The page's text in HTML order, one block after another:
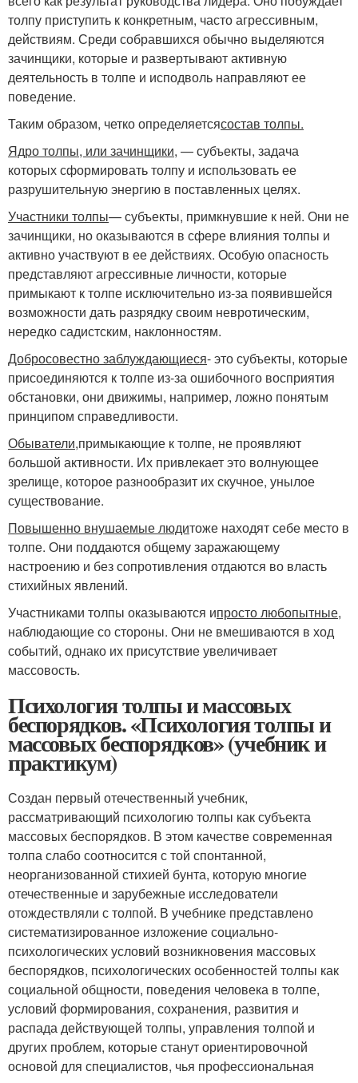
толпу приступить к конкретным, часто агрессивным,
действиям. Среди собравшихся обычно выделяются
зачинщики, которые и развертывают активную
деятельность в толпе и исподволь направляют ее
поведение.
Таким образом, четко определяетсясостав толпы.
Ядро толпы, или зачинщики, — субъекты, задача
которых сформировать толпу и использовать ее
разрушительную энергию в поставленных целях.
Участники толпы— субъекты, примкнувшие к ней. Они не
зачинщики, но оказываются в сфере влияния толпы и
активно участвуют в ее действиях. Особую опасность
представляют агрессивные личности, которые
примыкают к толпе исключительно из-за появившейся
возможности дать разрядку своим невротическим,
нередко садистским, наклонностям.
Добросовестно заблуждающиеся- это субъекты, которые
присоединяются к толпе из-за ошибочного восприятия
обстановки, они движимы, например, ложно понятым
принципом справедливости.
Обыватели,примыкающие к толпе, не проявляют
большой активности. Их привлекает это волнующее
зрелище, которое разнообразит их скучное, унылое
существование.
Повышенно внушаемые людитоже находят себе место в
толпе. Они поддаются общему заражающему
настроению и без сопротивления отдаются во власть
стихийных явлений.
Участниками толпы оказываются ипросто любопытные,
наблюдающие со стороны. Они не вмешиваются в ход
событий, однако их присутствие увеличивает
массовость.
Психология толпы и массовых
беспорядков. «Психология толпы и
массовых беспорядков» (учебник и
практикум)
Создан первый отечественный учебник,
рассматривающий психологию толпы как субъекта
массовых беспорядков. В этом качестве современная
толпа слабо соотносится с той спонтанной,
неорганизованной стихией бунта, которую многие
отечественные и зарубежные исследователи
отождествляли с толпой. В учебнике представлено
систематизированное изложение социально-
психологических условий возникновения массовых
беспорядков, психологических особенностей толпы как
социальной общности, поведения человека в толпе,
условий формирования, сохранения, развития и
распада действующей толпы, управления толпой и
других проблем, которые станут ориентировочной
основой для специалистов, чья профессиональная